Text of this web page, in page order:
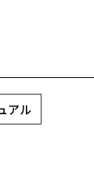
アル